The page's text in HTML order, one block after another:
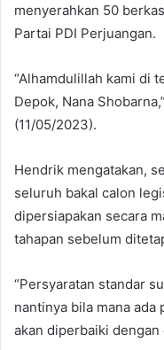
menyerahkan 50
Partai PDI Perjuangan.
“Alhamdulillah kami di
Depok, Nana
(11/05/2023).
Hendrik mengatakan,
seluruh bakal calon
dipersiapakan secara
tahapan sebelum
“Persyaratan standar
nantinya bila mana
akan diperbaiki dengan